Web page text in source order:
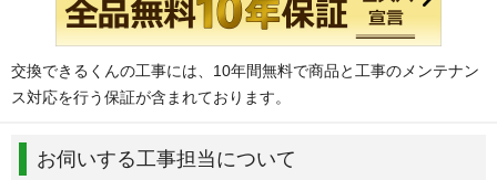
交換できるくんの工事には、10年間無料で商品と工事のメンテナン
ス対応を行う保証が含まれております。
お伺いする工事担当について